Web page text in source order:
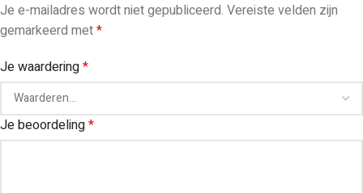
Je e-mailadres wordt niet gepubliceerd. Vereiste velden zijn
gemarkeerd met*
Je waardering*
Je beoordeling*